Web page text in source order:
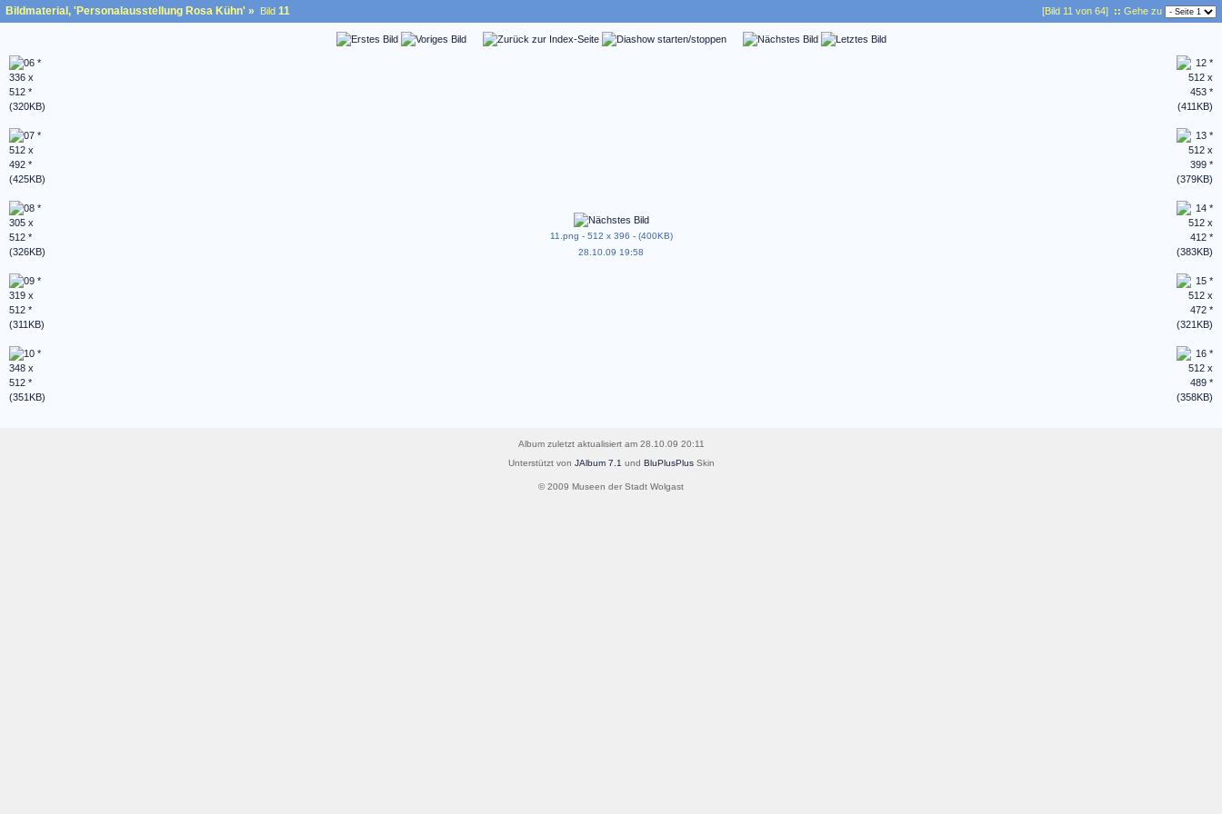
Bildmaterial, 'Personalausstellung Rosa Kühn' » Bild 11 [Bild 11 von 64] :: Gehe zu
11.png - 512 x 396 - (400KB)
28.10.09 19:58
Album zuletzt aktualisiert am 28.10.09 20:11
Unterstützt von JAlbum 7.1 und BluPlusPlusSkin
© 2009 Museen der Stadt Wolgast